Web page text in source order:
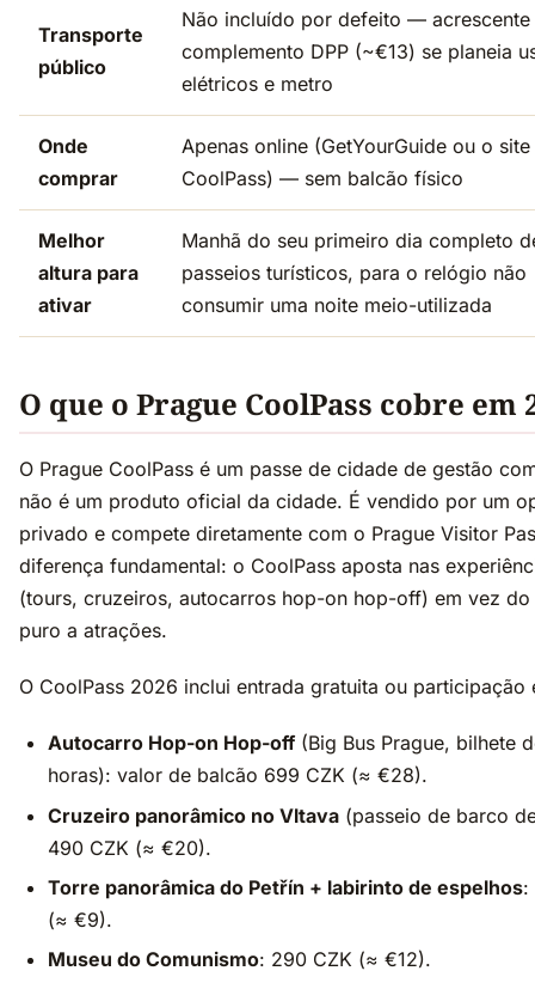
Transporte
público
Não incluído por defeito — acrescente
complemento DPP (~€13) se planeia
elétricos e metro
Onde
comprar
Apenas online (GetYourGuide ou o
CoolPass) — sem balcão físico
Melhor
altura para
ativar
Manhã do seu primeiro dia completo
passeios turísticos, para o relógio não
consumir uma noite meio-utilizada
O que o Prague CoolPass cobre em
O Prague CoolPass é um passe de cidade de gestão
não é um produto oficial da cidade. É vendido por um
privado e compete diretamente com o Prague Visitor
diferença fundamental: o CoolPass aposta nas
(tours, cruzeiros, autocarros hop-on hop-off) em vez do
puro a atrações.
O CoolPass 2026 inclui entrada gratuita ou participação
Autocarro Hop-on Hop-off(Big Bus Prague, bilhete
horas): valor de balcão 699 CZK (≈ €28).
Cruzeiro panorâmico no Vltava (passeio de barco
490 CZK (≈ €20).
Torre panorâmica do Petřín + labirinto de espelhos:
(≈ €9).
Museu do Comunismo: 290 CZK (≈ €12).